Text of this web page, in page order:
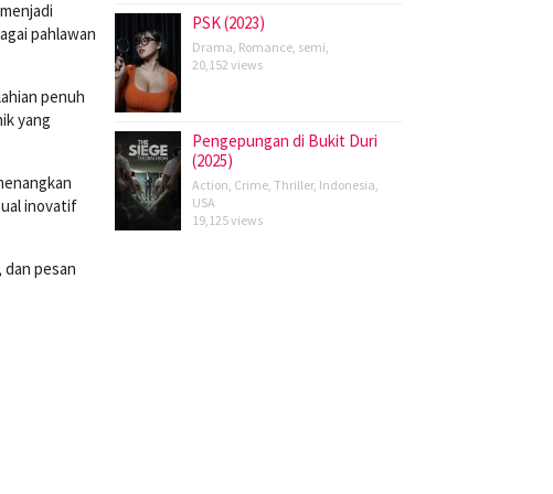
pahlawan
penuh
yang
inovatif
dan pesan
PSK (2023)
Drama, Romance, semi,
20,152 views
Pengepungan di Bukit Duri
(2025)
Action, Crime, Thriller, Indonesia,
USA
19,125 views